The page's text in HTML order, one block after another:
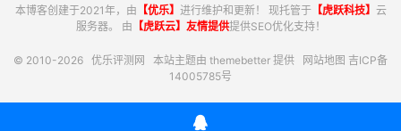
本博客创建于2021年，由 【优乐】 进行维护和更新！ 现托管于【虎跃科技】 云
服务器。 由 【虎跃云】友情提供提供SEO优化支持！
© 2010-2026 优乐评测网 本站主题由 themebetter 提供 网站地图 吉ICP备
14005785号
